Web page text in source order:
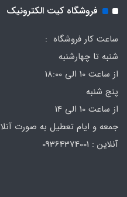
فروشگاه کیت الکترونیک
ساعت کار فروشگاه :
شنبه تا چهارشنبه
از ساعت 10 الی 18:00
پنج شنبه
از ساعت 10 الی 14
جمعه و ایام تعطیل به صورت